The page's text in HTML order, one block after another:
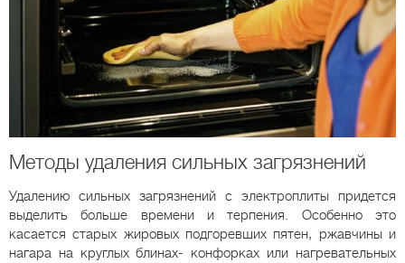
Методы удаления сильных загрязнений
Удалению сильных загрязнений с электроплиты придется
выделить больше времени и терпения. Особенно это
касается старых жировых подгоревших пятен, ржавчины и
нагара на круглых блинах- конфорках или нагревательных